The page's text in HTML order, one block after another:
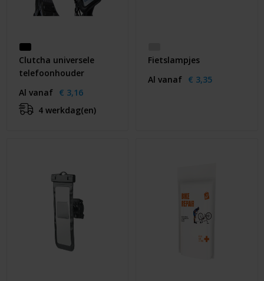
Clutcha universele
telefoonhouder
Al vanaf € 3,16
4 werkdag(en)
Fietslampjes
Al vanaf € 3,35